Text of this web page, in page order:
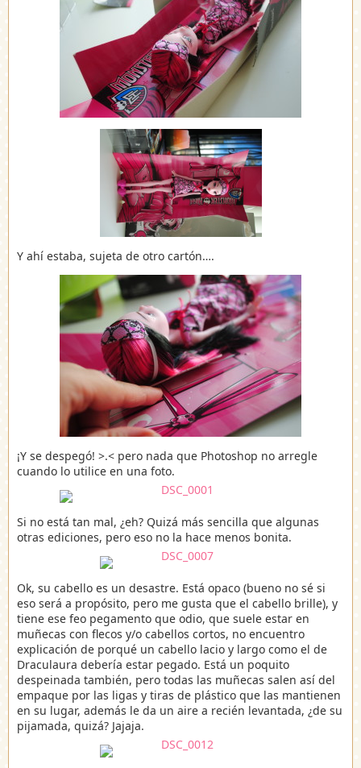
Y ahí estaba, sujeta de otro cartón….
¡Y se despegó! >.< pero nada que Photoshop no arregle
cuando lo utilice en una foto.
Si no está tan mal, ¿eh? Quizá más sencilla que algunas
otras ediciones, pero eso no la hace menos bonita.
Ok, su cabello es un desastre. Está opaco (bueno no sé si
eso será a propósito, pero me gusta que el cabello brille), y
tiene ese feo pegamento que odio, que suele estar en
muñecas con flecos y/o cabellos cortos, no encuentro
explicación de porqué un cabello lacio y largo como el de
Draculaura debería estar pegado. Está un poquito
despeinada también, pero todas las muñecas salen así del
empaque por las ligas y tiras de plástico que las mantienen
en su lugar, además le da un aire a recién levantada, ¿de su
pijamada, quizá? Jajaja.